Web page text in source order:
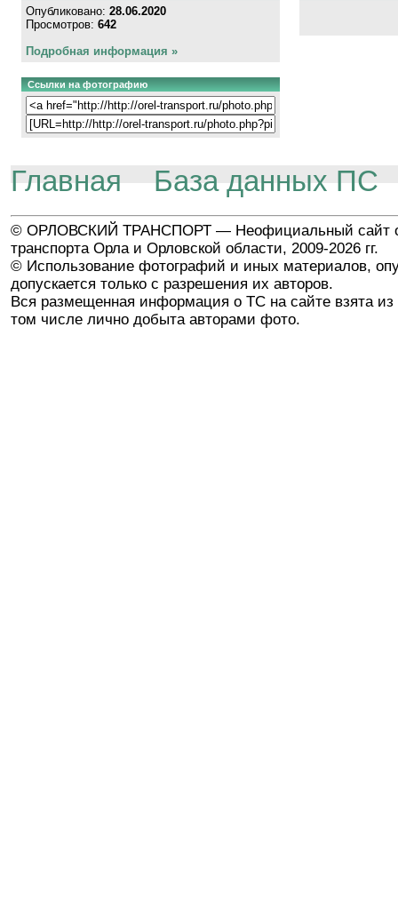
Опубликовано: 28.06.2020
Просмотров: 642
Подробная информация »
Ссылки на фотографию
Главная База данных ПС
© ОРЛОВСКИЙ ТРАНСПОРТ — Неофициальный сайт
транспорта Орла и Орловской области, 2009-2026 гг.
© Использование фотографий и иных материалов,
допускается только с разрешения их авторов.
Вся размещенная информация о ТС на сайте взята из
том числе лично добыта авторами фото.